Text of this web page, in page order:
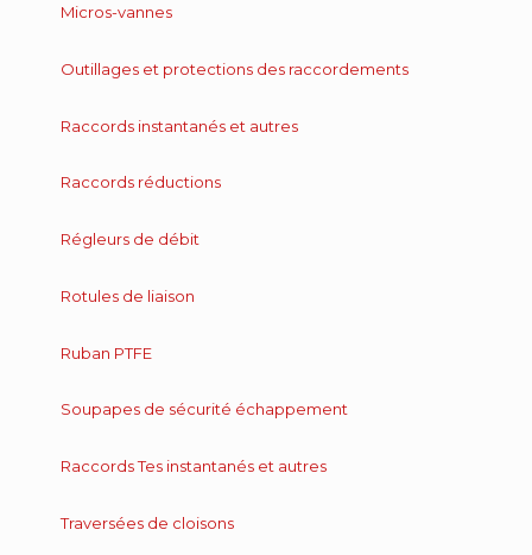
Micros-vannes
Outillages et protections des raccordements
Raccords instantanés et autres
Raccords réductions
Régleurs de débit
Rotules de liaison
Ruban PTFE
Soupapes de sécurité échappement
Raccords Tes instantanés et autres
Traversées de cloisons